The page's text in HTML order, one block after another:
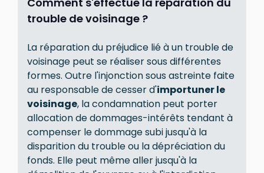
trouble de voisinage ?
La réparation du préjudice lié à un trouble de
voisinage peut se réaliser sous différentes
formes. Outre l'injonction sous astreinte faite
au responsable de cesser d'importuner le
voisinage, la condamnation peut porter
allocation de dommages-intérêts tendant à
compenser le dommage subi jusqu'à la
disparition du trouble ou la dépréciation du
fonds. Elle peut même aller jusqu'à la